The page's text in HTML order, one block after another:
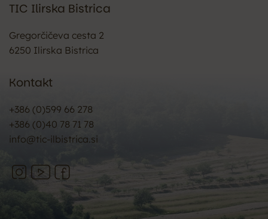
TIC Ilirska Bistrica
Gregorčičeva cesta 2
6250 Ilirska Bistrica
Kontakt
+386 (0)599 66 278
+386 (0)40 78 71 78
info@tic-ilbistrica.si